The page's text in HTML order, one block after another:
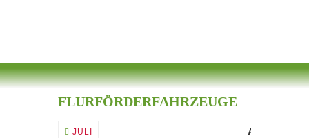
FLURFÖRDERFAHRZEUGE
JULI AUGUST